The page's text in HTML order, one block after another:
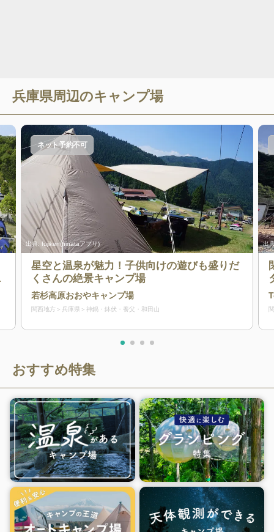
兵庫県周辺のキャンプ場
出典: fujiken(hinataアプリ)
ネット予約不可
星空と温泉が魅力！子供向けの遊びも盛りだ
くさんの絶景キャンプ場
若杉高原おおやキャンプ場
関西地方 兵庫県 神鍋・鉢伏・養父・和田山
出
おすすめ特集